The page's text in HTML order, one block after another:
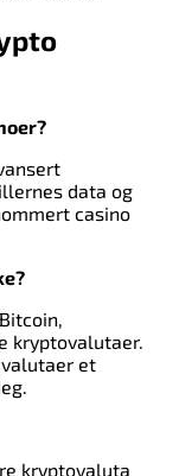
data og
casino
kryptovalutaer.
et
kryptovaluta